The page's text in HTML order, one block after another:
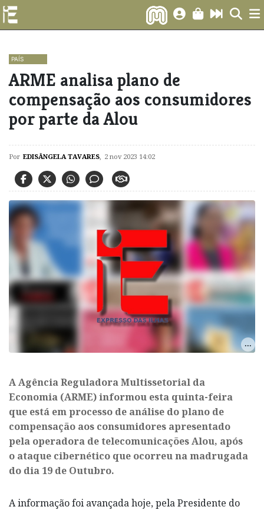
PAÍS
ARME analisa plano de
compensação aos consumidores
por parte da Alou
Por EDISÂNGELA TAVARES, 2 nov 2023 14:02
A Agência Reguladora Multissetorial da
Economia (ARME) informou esta quinta-feira
que está em processo de análise do plano de
compensação aos consumidores apresentado
pela operadora de telecomunicações Alou, após
o ataque cibernético que ocorreu na madrugada
do dia 19 de Outubro.
A informação foi avançada hoje, pela Presidente do